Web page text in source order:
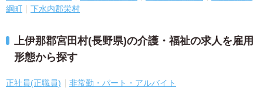
綱町
下水内郡栄村
上伊那郡宮田村(長野県)の介護・福祉の求人を雇用
形態から探す
正社員(正職員) 非常勤・パート・アルバイト